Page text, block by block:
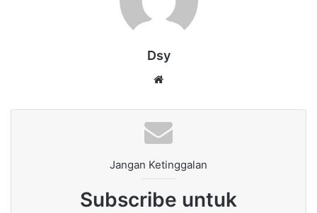
Dsy
Jangan Ketinggalan
Subscribe untuk